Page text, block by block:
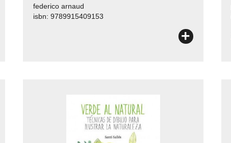
federico arnaud
isbn: 9789915409153
+